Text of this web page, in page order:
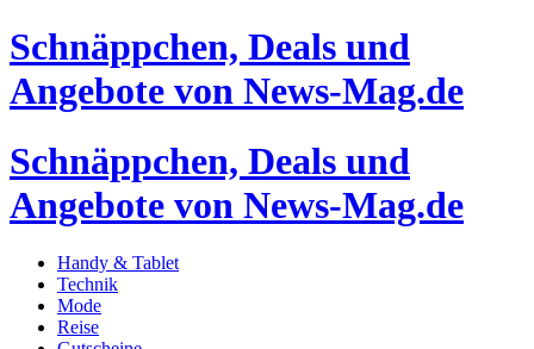
Schnäppchen, Deals und
Angebote von News-Mag.de
Schnäppchen, Deals und
Angebote von News-Mag.de
Handy & Tablet
Technik
Mode
Reise